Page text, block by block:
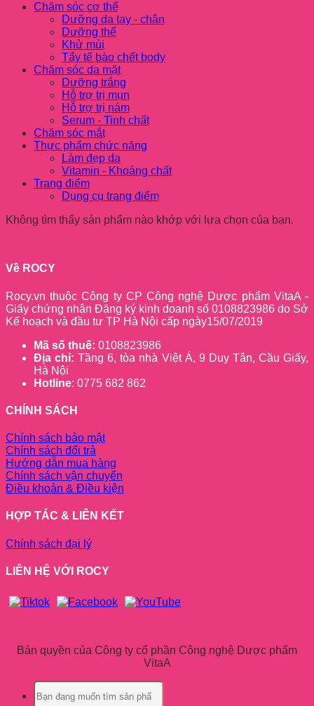
Chăm sóc cơ thể
Dưỡng da tay - chân
Dưỡng thể
Khử mùi
Tẩy tế bào chết body
Chăm sóc da mặt
Dưỡng trắng
Hỗ trợ trị mụn
Hỗ trợ trị nám
Serum - Tinh chất
Chăm sóc mắt
Thực phẩm chức năng
Làm đẹp da
Vitamin - Khoáng chất
Trang điểm
Dụng cụ trang điểm
Không tìm thấy sản phẩm nào khớp với lựa chọn của bạn.
Về ROCY
Rocy.vn thuộc Công ty CP Công nghệ Dược phẩm VitaA -
Giấy chứng nhận Đăng ký kinh doanh số 0108823986 do Sở
Kế hoạch và đầu tư TP Hà Nội cấp ngày15/07/2019
Mã số thuế: 0108823986
Địa chỉ: Tầng 6, tòa nhà Việt Á, 9 Duy Tân, Cầu Giấy,
Hà Nội
Hotline: 0775 682 862
CHÍNH SÁCH
Chính sách bảo mật
Chính sách đổi trả
Hướng dẫn mua hàng
Chính sách vận chuyển
Điều khoản & Điều kiện
HỢP TÁC & LIÊN KẾT
Chính sách đại lý
LIÊN HỆ VỚI ROCY
Bản quyền của Công ty cổ phần Công nghệ Dược phẩm
VitaA
Tìm
kiếm: